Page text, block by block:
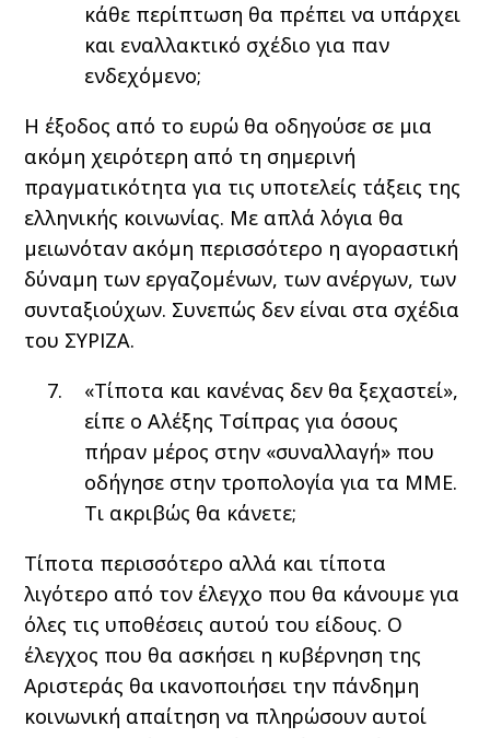
κάθε περίπτωση θα πρέπει να υπάρχει
και εναλλακτικό σχέδιο για παν
ενδεχόμενο;
Η έξοδος από το ευρώ θα οδηγούσε σε μια
ακόμη χειρότερη από τη σημερινή
πραγματικότητα για τις υποτελείς τάξεις της
ελληνικής κοινωνίας. Με απλά λόγια θα
μειωνόταν ακόμη περισσότερο η αγοραστική
δύναμη των εργαζομένων, των ανέργων, των
συνταξιούχων. Συνεπώς δεν είναι στα σχέδια
του ΣΥΡΙΖΑ.
«Τίποτα και κανένας δεν θα ξεχαστεί»,
είπε ο Αλέξης Τσίπρας για όσους
πήραν μέρος στην «συναλλαγή» που
οδήγησε στην τροπολογία για τα ΜΜΕ.
Τι ακριβώς θα κάνετε;
Τίποτα περισσότερο αλλά και τίποτα
λιγότερο από τον έλεγχο που θα κάνουμε για
όλες τις υποθέσεις αυτού του είδους. Ο
έλεγχος που θα ασκήσει η κυβέρνηση της
Αριστεράς θα ικανοποιήσει την πάνδημη
κοινωνική απαίτηση να πληρώσουν αυτοί